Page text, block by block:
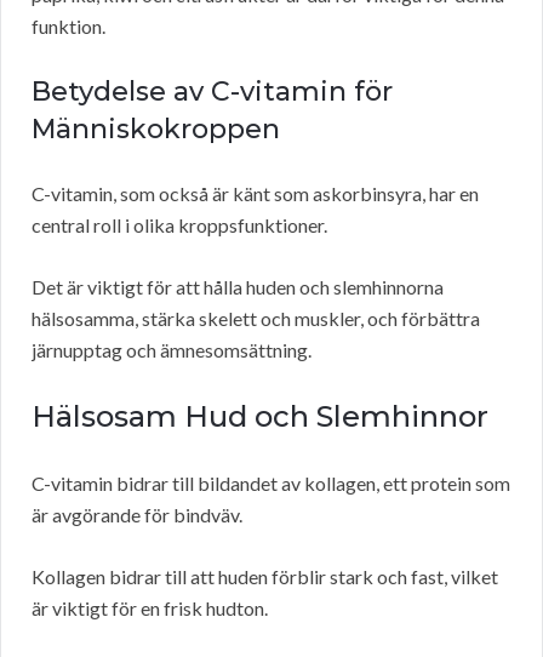
funktion.
Betydelse av C-vitamin för
Människokroppen
C-vitamin, som också är känt som askorbinsyra, har en
central roll i olika kroppsfunktioner.
Det är viktigt för att hålla huden och slemhinnorna
hälsosamma, stärka skelett och muskler, och förbättra
järnupptag och ämnesomsättning.
Hälsosam Hud och Slemhinnor
C-vitamin bidrar till bildandet av kollagen, ett protein som
är avgörande för bindväv.
Kollagen bidrar till att huden förblir stark och fast, vilket
är viktigt för en frisk hudton.